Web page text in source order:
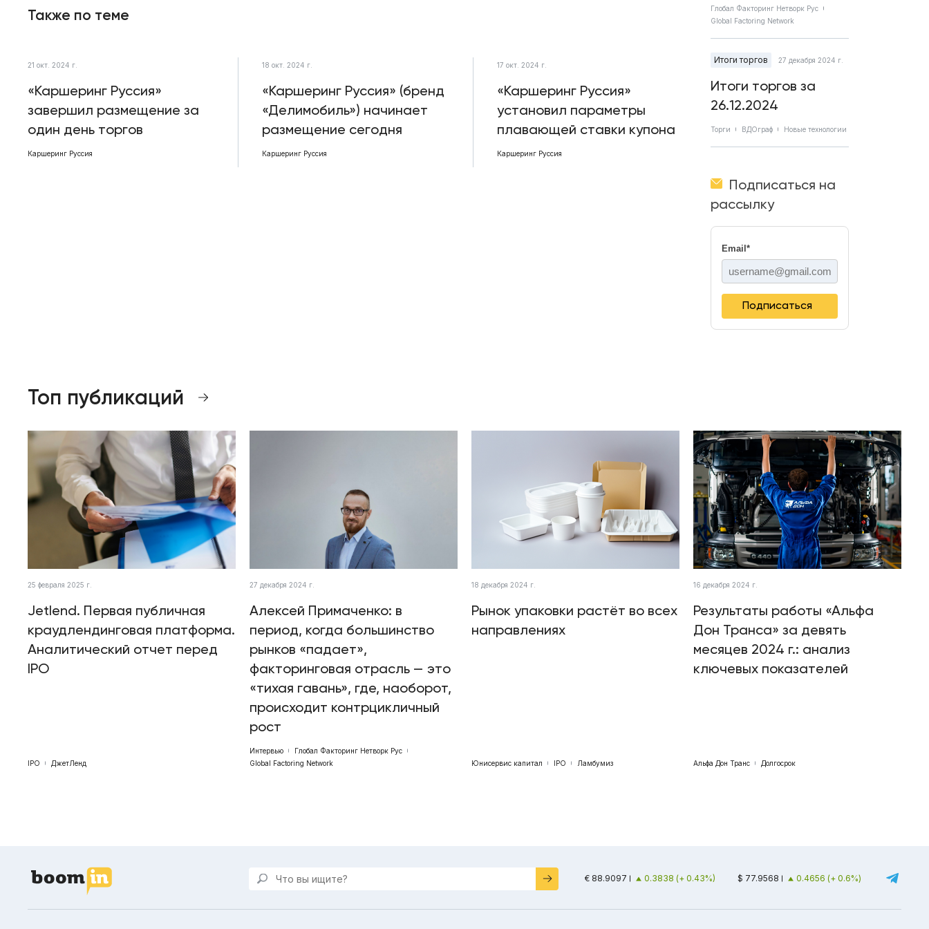
Также по теме
21 окт. 2024 г.
«Каршеринг Руссия»
завершил размещение за
один день торгов
Каршеринг Руссия
18 окт. 2024 г.
«Каршеринг Руссия» (бренд
«Делимобиль») начинает
размещение сегодня
Каршеринг Руссия
17 окт. 2024 г.
«Каршеринг Руссия»
установил параметры
плавающей ставки купона
Каршеринг Руссия
Глобал Факторинг Нетворк Рус
Global Factoring Network
Итоги торгов 27 декабря 2024 г.
Итоги торгов за
26.12.2024
Торги ВДОграф Новые технологии
Подписаться на
рассылку
Email *
Подписаться
Топ публикаций
25 февраля 2025 г.
Jetlend. Первая публичная
краудлендинговая платформа.
Аналитический отчет перед
IPO
IPO ДжетЛенд
27 декабря 2024 г.
Алексей Примаченко: в
период, когда большинство
рынков «падает»,
факторинговая отрасль — это
«тихая гавань», где, наоборот,
происходит контрцикличный
рост
Интервью
Глобал Факторинг Нетворк Рус
Global Factoring Network
18 декабря 2024 г.
Рынок упаковки растёт во всех
направлениях
Юнисервис капитал IPO Ламбумиз
16 декабря 2024 г.
Результаты работы «Альфа
Дон Транса» за девять
месяцев 2024 г.: анализ
ключевых показателей
Альфа Дон Транс Долгосрок
€ 88.9097 0.3838 (+ 0.43%) $ 77.9568 0.4656 (+ 0.6%)